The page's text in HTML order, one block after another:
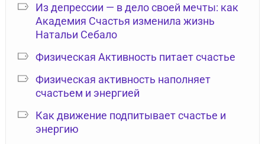
Из депрессии — в дело своей мечты: как
Академия Счастья изменила жизнь
Натальи Себало
Физическая Активность питает счастье
Физическая активность наполняет
счастьем и энергией
Как движение подпитывает счастье и
энергию